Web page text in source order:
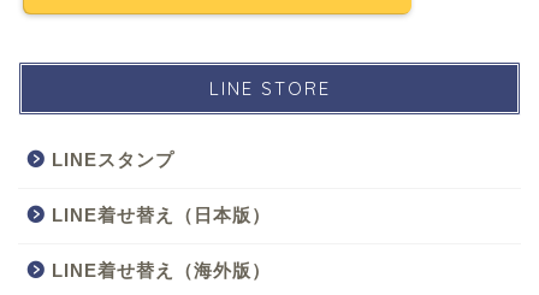
LINE STORE
LINEスタンプ
LINE着せ替え（日本版）
LINE着せ替え（海外版）